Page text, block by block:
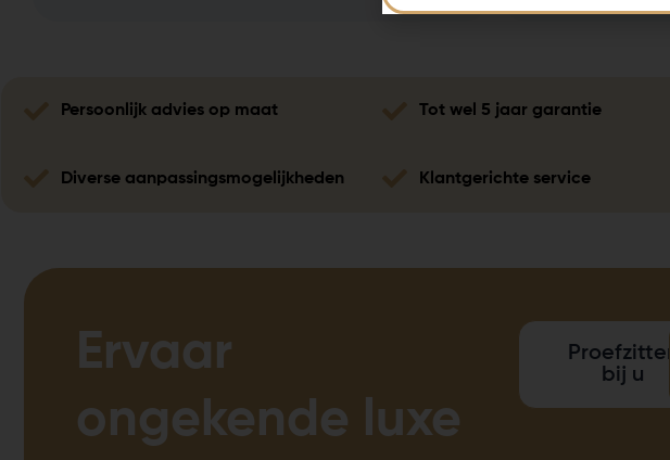
Persoonlijk advies op maat Tot wel 5 jaar garantie
Diverse aanpassingsmogelijkheden Klantgerichte service
Ervaar
ongekende luxe
Proefzitten
bij u